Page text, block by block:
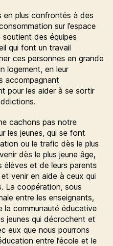
en plus confrontés à des
sur l’espace
des équipes
qui font un travail
ces personnes en grande
logement, en leur
accompagnant
pour les aider à se sortir
cachons pas notre
les jeunes, qui se font
ou le trafic dès le plus
dès le plus jeune âge,
élèves et de leurs parents
venir en aide à ceux qui
La coopération, sous
entre les enseignants,
la communauté éducative
jeunes qui décrochent et
eux que nous pourrons
entre l’école et le